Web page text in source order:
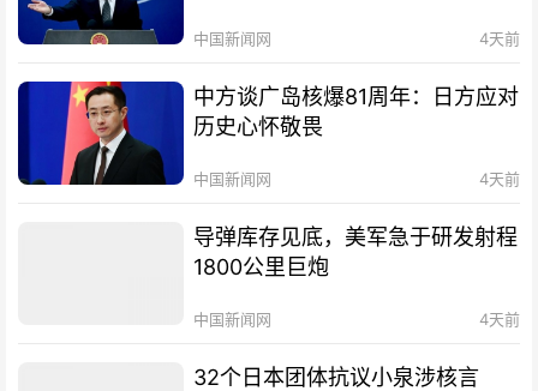
中国新闻网 4天前
中方谈广岛核爆81周年：日方应对
历史心怀敬畏
中国新闻网 4天前
导弹库存见底，美军急于研发射程
1800公里巨炮
中国新闻网 4天前
32个日本团体抗议小泉涉核言